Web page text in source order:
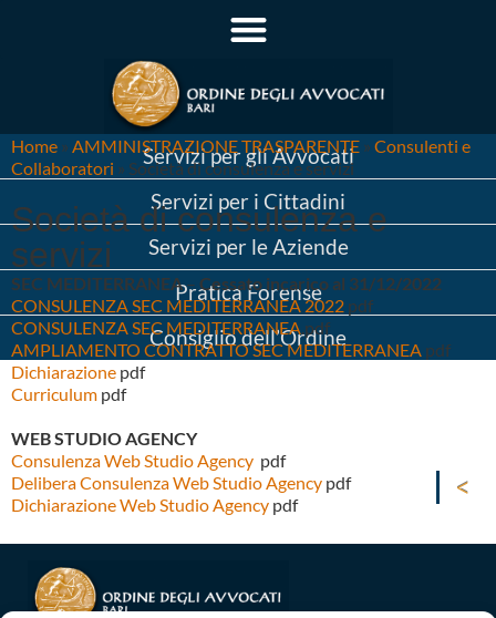
Servizi per gli Avvocati
Servizi per i Cittadini
Servizi per le Aziende
Pratica Forense
Consiglio dell’Ordine
Home » AMMINISTRAZIONE TRASPARENTE » Consulenti e
Collaboratori » Società di consulenza e servizi
Società di consulenza e
servizi
SEC MEDITERRANEA– Cessato incarico al 31/12/2022
CONSULENZA SEC MEDITERRANEA 2022 pdf
CONSULENZA SEC MEDITERRANEA.pdf
AMPLIAMENTO CONTRATTO SEC MEDITERRANEA pdf
Dichiarazione pdf
Curriculum pdf
WEB STUDIO AGENCY
Consulenza Web Studio Agency pdf
Delibera Consulenza Web Studio Agency pdf
Dichiarazione Web Studio Agency pdf